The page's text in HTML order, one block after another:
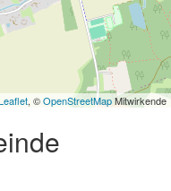
, ©OpenStreetMapMitwirkende